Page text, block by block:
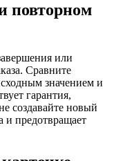
повторном
или
Сравните
значением и
гарантия,
создавайте новый
и предотвращает